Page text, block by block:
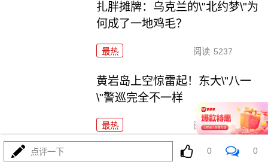
扎胖摊牌：乌克兰的\"北约梦\"为
何成了一地鸡毛？
最热 阅读 5237
黄岩岛上空惊雷起！东大\"八一
\"警巡完全不一样
最热 阅读 16207
刚刚，普京被逼亮出底牌！俄罗
点评一下 0 0